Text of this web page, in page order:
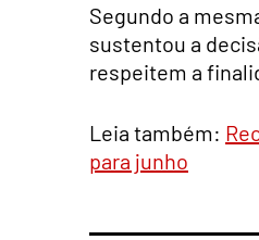
Segundo a
sustentou a
respeitem a
Leia também:
para junho